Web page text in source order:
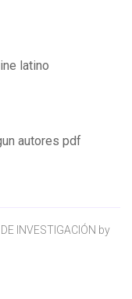
latino
autores pdf
INVESTIGACIÓN by